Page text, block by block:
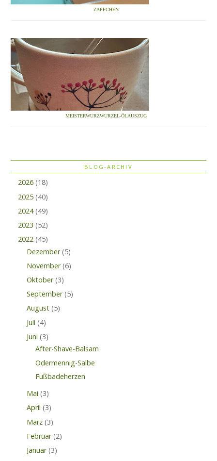
ZÄPFCHEN
MEISTERWURZWURZEL-ÖLAUSZUG
BLOG-ARCHIV
2026 (18)
2025 (40)
2024 (49)
2023 (52)
2022 (45)
Dezember (5)
November (6)
Oktober (3)
September (5)
August (5)
Juli (4)
Juni (3)
After-Shave-Balsam
Odermennig-Salbe
Fußbadeherzen
Mai (3)
April (3)
März (3)
Februar (2)
Januar (3)